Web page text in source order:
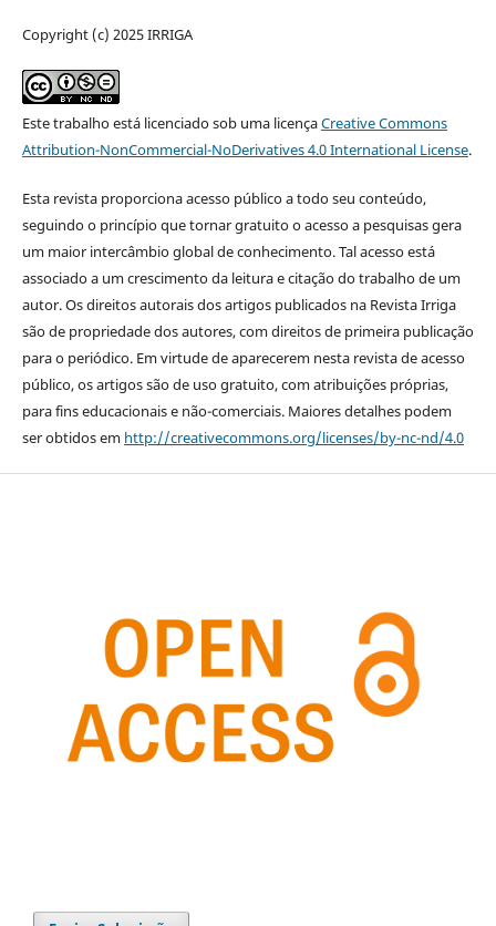
Copyright (c) 2025 IRRIGA
Este trabalho está licenciado sob uma licençaCreative Commons
Attribution-NonCommercial-NoDerivatives 4.0 International License.
Esta revista proporciona acesso público a todo seu conteúdo,
seguindo o princípio que tornar gratuito o acesso a pesquisas gera
um maior intercâmbio global de conhecimento. Tal acesso está
associado a um crescimento da leitura e citação do trabalho de um
autor. Os direitos autorais dos artigos publicados na Revista Irriga
são de propriedade dos autores, com direitos de primeira publicação
para o periódico. Em virtude de aparecerem nesta revista de acesso
público, os artigos são de uso gratuito, com atribuições próprias,
para fins educacionais e não-comerciais. Maiores detalhes podem
ser obtidos em http://creativecommons.org/licenses/by-nc-nd/4.0